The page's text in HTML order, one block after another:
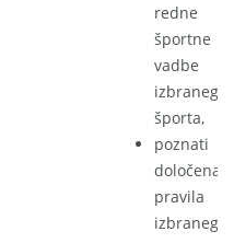
redne
športne
vadbe
izbranega
športa,
poznati
določena
pravila
izbranega